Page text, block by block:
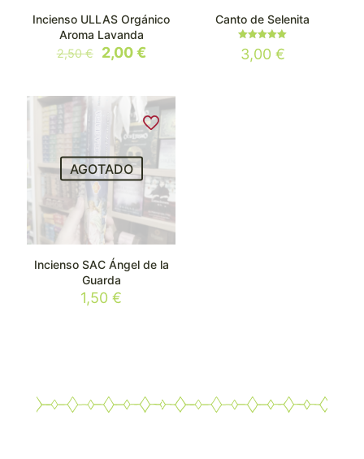
Incienso ULLAS Orgánico
Aroma Lavanda
2,50€
El
era:
2,50 €.
2,00€El
es:
2,00 €.
Canto de Selenita
Valorado
con
3,00 €
AGOTADO
Incienso SAC Ángel de la
Guarda
1,50€